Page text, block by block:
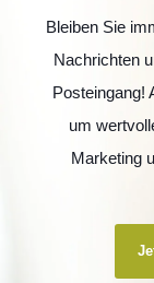
Bleiben Sie
Nachrichten
Posteingang!
um
Marketing